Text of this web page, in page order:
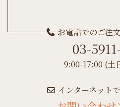
お電話でのご注
03-
9:00-17:00 (土
インターネット